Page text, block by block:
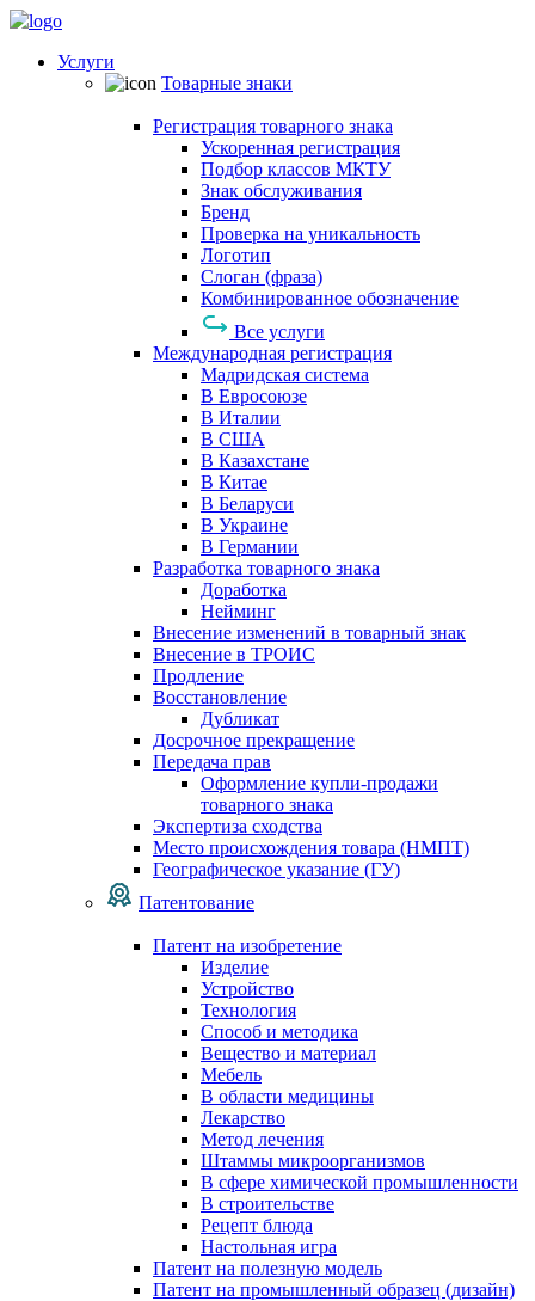
Услуги
Товарные знаки
Регистрация товарного знака
Ускоренная регистрация
Подбор классов МКТУ
Знак обслуживания
Бренд
Проверка на уникальность
Логотип
Слоган (фраза)
Комбинированное обозначение
Все услуги
Международная регистрация
Мадридская система
В Евросоюзе
В Италии
В США
В Казахстане
В Китае
В Беларуси
В Украине
В Германии
Разработка товарного знака
Доработка
Нейминг
Внесение изменений в товарный знак
Внесение в ТРОИС
Продление
Восстановление
Дубликат
Досрочное прекращение
Передача прав
Оформление купли-продажи
товарного знака
Экспертиза сходства
Место происхождения товара (НМПТ)
Географическое указание (ГУ)
Патентование
Патент на изобретение
Изделие
Устройство
Технология
Способ и методика
Вещество и материал
Мебель
В области медицины
Лекарство
Метод лечения
Штаммы микроорганизмов
В сфере химической промышленности
В строительстве
Рецепт блюда
Настольная игра
Патент на полезную модель
Патент на промышленный образец (дизайн)